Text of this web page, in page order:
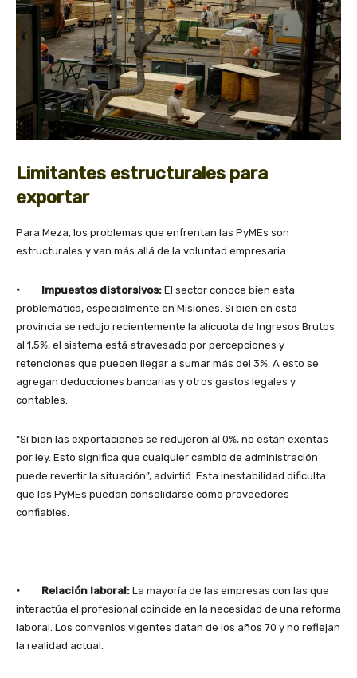
Limitantes estructurales para
exportar
Para Meza, los problemas que enfrentan las PyMEs son
estructurales y van más allá de la voluntad empresaria:
· Impuestos distorsivos: El sector conoce bien esta
problemática, especialmente en Misiones. Si bien en esta
provincia se redujo recientemente la alícuota de Ingresos Brutos
al 1,5%, el sistema está atravesado por percepciones y
retenciones que pueden llegar a sumar más del 3%. A esto se
agregan deducciones bancarias y otros gastos legales y
contables.
“Si bien las exportaciones se redujeron al 0%, no están exentas
por ley. Esto significa que cualquier cambio de administración
puede revertir la situación”, advirtió. Esta inestabilidad dificulta
que las PyMEs puedan consolidarse como proveedores
confiables.
· Relación laboral: La mayoría de las empresas con las que
interactúa el profesional coincide en la necesidad de una reforma
laboral. Los convenios vigentes datan de los años 70 y no reflejan
la realidad actual.